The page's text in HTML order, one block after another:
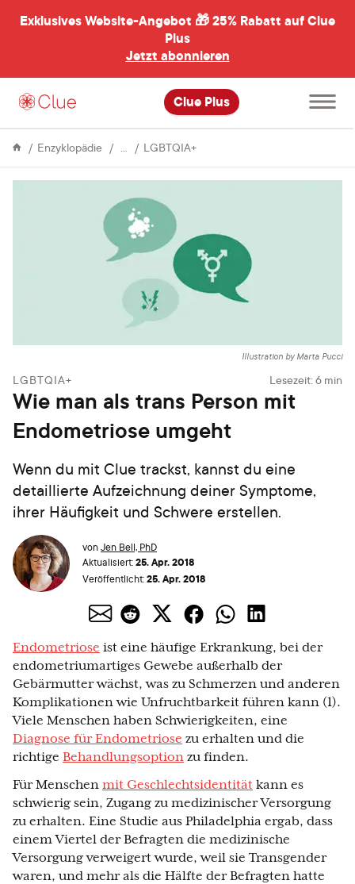
Exklusives Website-Angebot 🎁25% Rabatt auf Clue
Plus
Jetzt abonnieren
Clue Plus
öffnen
Enzyklopädie
LebenLGBTQIA+Wie
Endometriose
umgeht
Illustration by Marta Pucci
LGBTQIA+ Lesezeit: 6 min
Wie man als trans Person mit
Endometriose umgeht
Wenn du mit Clue trackst, kannst du eine
detaillierte Aufzeichnung deiner Symptome,
ihrer Häufigkeit und Schwere erstellen.
vonJen Bell, PhD
Aktualisiert:25. Apr. 2018
Veröffentlicht:25. Apr. 2018
Endometriose ist eine häufige Erkrankung, bei der
endometriumartiges Gewebe außerhalb der
Gebärmutter wächst, was zu Schmerzen und anderen
Komplikationen wie Unfruchtbarkeit führen kann (1).
Viele Menschen haben Schwierigkeiten, eine
Diagnose für Endometriose zu erhalten und die
richtige Behandlungsoption zu finden.
Für Menschen mit Geschlechtsidentität kann es
schwierig sein, Zugang zu medizinischer Versorgung
zu erhalten. Eine Studie aus Philadelphia ergab, dass
einem Viertel der Befragten die medizinische
Versorgung verweigert wurde, weil sie Transgender
waren, und mehr als die Hälfte der Befragten hatte